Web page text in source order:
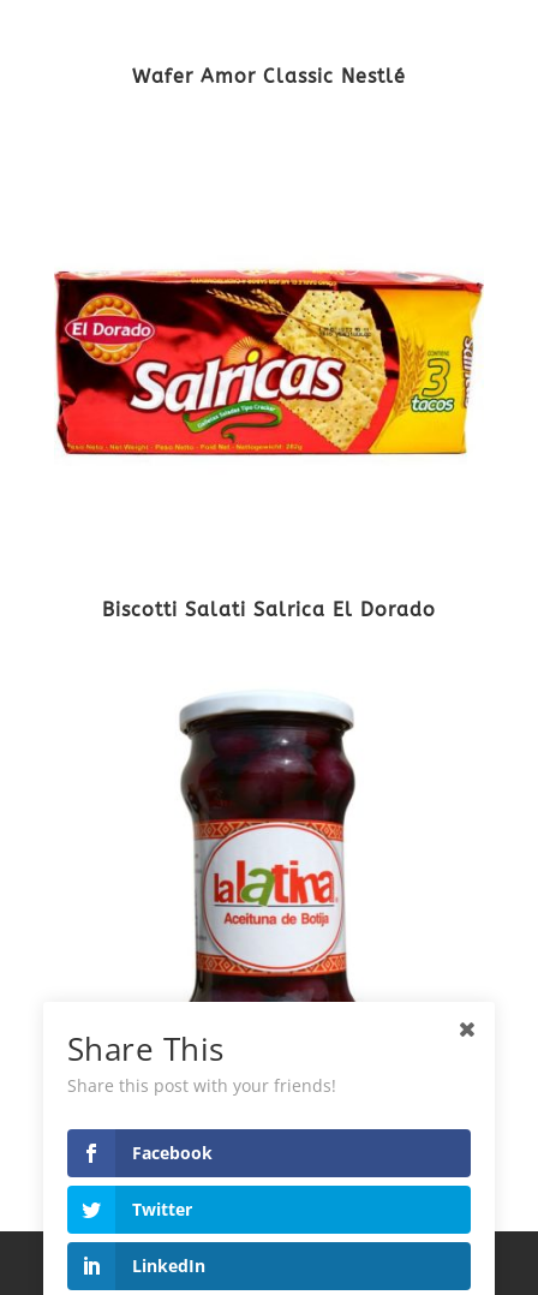
Wafer Amor Classic Nestlé
Biscotti Salati Salrica El Dorado
Olive di Botija La Latina
Termini e Condizioni
Share This
Share this post with your friends!
Facebook
Twitter
LinkedIn